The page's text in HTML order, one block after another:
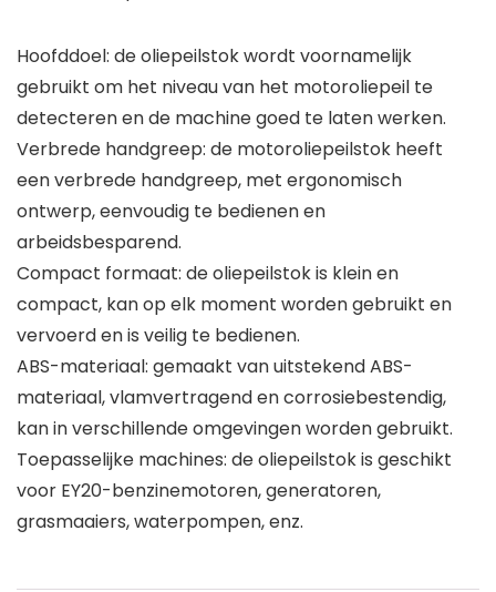
Hoofddoel: de oliepeilstok wordt voornamelijk
gebruikt om het niveau van het motoroliepeil te
detecteren en de machine goed te laten werken.
Verbrede handgreep: de motoroliepeilstok heeft
een verbrede handgreep, met ergonomisch
ontwerp, eenvoudig te bedienen en
arbeidsbesparend.
Compact formaat: de oliepeilstok is klein en
compact, kan op elk moment worden gebruikt en
vervoerd en is veilig te bedienen.
ABS-materiaal: gemaakt van uitstekend ABS-
materiaal, vlamvertragend en corrosiebestendig,
kan in verschillende omgevingen worden gebruikt.
Toepasselijke machines: de oliepeilstok is geschikt
voor EY20-benzinemotoren, generatoren,
grasmaaiers, waterpompen, enz.